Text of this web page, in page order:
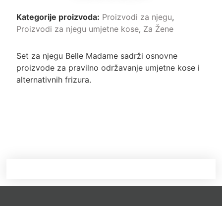
Kategorije proizvoda: Proizvodi za njegu,
Proizvodi za njegu umjetne kose, Za Žene
Set za njegu Belle Madame sadrži osnovne
proizvode za pravilno održavanje umjetne kose i
alternativnih frizura.